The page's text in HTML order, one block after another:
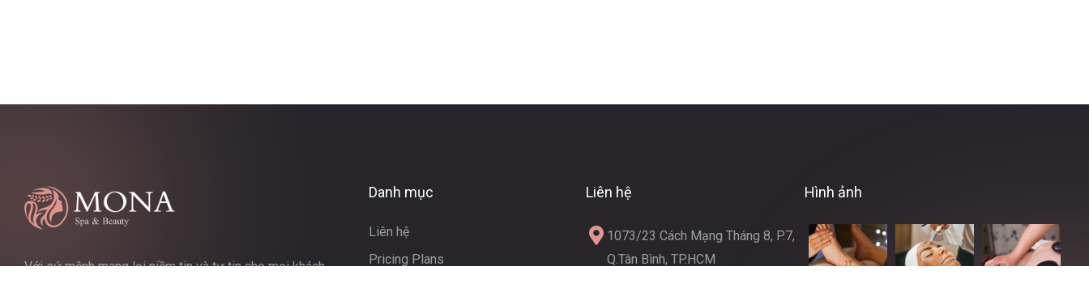
Với sứ mệnh mang lại niềm tin và tự tin cho mọi khách
Danh mục
Liên hệ
Pricing Plans
Liên hệ
1073/23 Cách Mạng Tháng 8, P.7,
Q.Tân Bình, TP.HCM
Hình ảnh